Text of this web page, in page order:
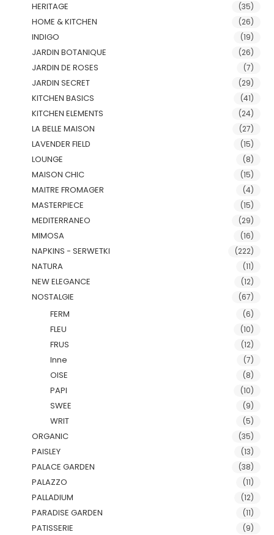
HERITAGE (35)
HOME & KITCHEN (26)
INDIGO (19)
JARDIN BOTANIQUE (26)
JARDIN DE ROSES (7)
JARDIN SECRET (29)
KITCHEN BASICS (41)
KITCHEN ELEMENTS (24)
LA BELLE MAISON (27)
LAVENDER FIELD (15)
LOUNGE (8)
MAISON CHIC (15)
MAITRE FROMAGER (4)
MASTERPIECE (15)
MEDITERRANEO (29)
MIMOSA (16)
NAPKINS - SERWETKI (222)
NATURA (11)
NEW ELEGANCE (12)
NOSTALGIE (67)
FERM (6)
FLEU (10)
FRUS (12)
Inne (7)
OISE (8)
PAPI (10)
SWEE (9)
WRIT (5)
ORGANIC (35)
PAISLEY (13)
PALACE GARDEN (38)
PALAZZO (11)
PALLADIUM (12)
PARADISE GARDEN (11)
PATISSERIE (9)